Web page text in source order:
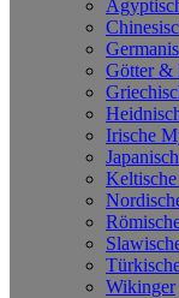
Götter &
Irische
Wikinger